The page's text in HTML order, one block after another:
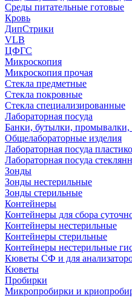
Среды питательные готовые
Кровь
ДипСтрики
VLB
ЦФГС
Микроскопия
Микроскопия прочая
Стекла предметные
Стекла покровные
Стекла специализированные
Лабораторная посуда
Банки, бутылки,
Общелабораторные изделия
Лабораторная посуда
Лабораторная посуда
Зонды
Зонды нестерильные
Зонды стерильные
Контейнеры
Контейнеры для сбора
Контейнеры нестерильные
Контейнеры стерильные
Контейнеры нестерильные
Кюветы СФ и для
Кюветы
Пробирки
Микропробирки и